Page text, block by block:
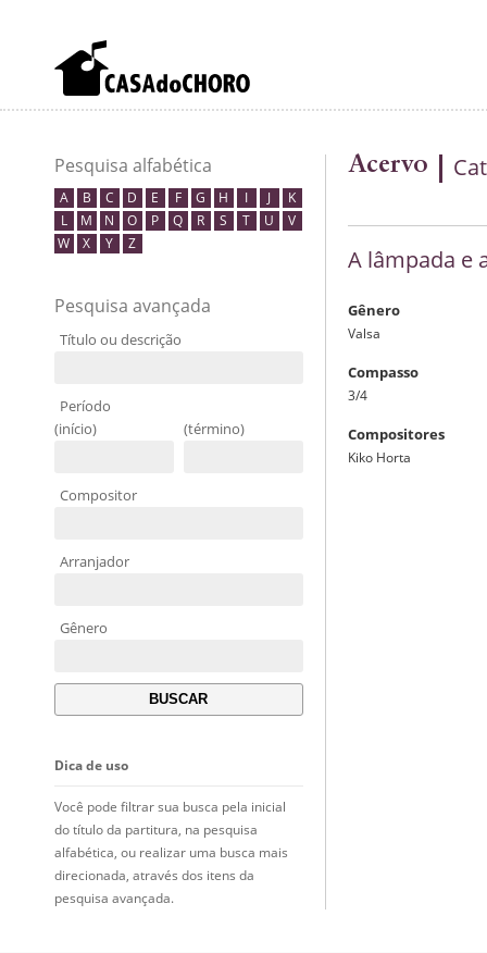
Pesquisa alfabética
A B C D E F G H I J
K
L
M N O P Q R S T U
V
W
X Y Z
Pesquisa avançada
Título ou descrição
Período
(início)
(término)
Compositor
Arranjador
Gênero
Dica de uso
Você pode filtrar sua busca pela inicial
do título da partitura, na pesquisa
alfabética, ou realizar uma busca mais
direcionada, através dos itens da
pesquisa avançada.
Acervo
A lâmpada e
Gênero
Valsa
Compasso
3/4
Compositores
Kiko Horta